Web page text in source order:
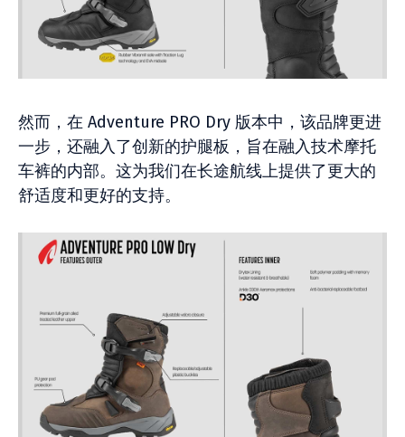
然而，在 Adventure PRO Dry 版本中，该品牌更进
一步，还融入了创新的护腿板，旨在融入技术摩托
车裤的内部。这为我们在长途航线上提供了更大的
舒适度和更好的支持。